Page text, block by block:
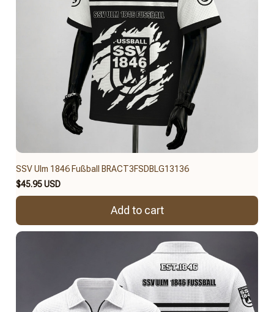
SSV Ulm 1846 Fußball BRACT3FSDBLG13136
$45.95 USD
Add to cart